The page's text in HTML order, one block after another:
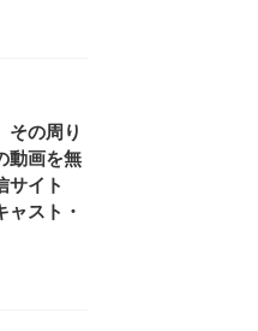
その周り
動画を無
サイト
ャスト・